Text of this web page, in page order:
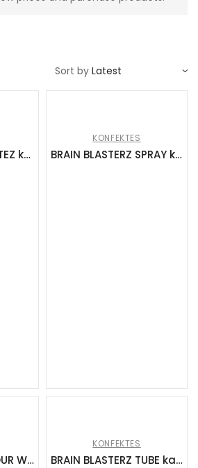
Sort by
BBZ SOUR CHEW BITEZ kraukšķīgas konfektes ar pildījumu (12x100g)
KONFEKTES
BRAIN BLASTERZ SPRAY konfekšu aerosols (18x45ml)
BRAIN BLASTERZ SOUR WORMZ Želejkonf. (16x100g)
KONFEKTES
BRAIN BLASTERZ TUBE karamele ar skāba pulvera pildījumu (12x48g)